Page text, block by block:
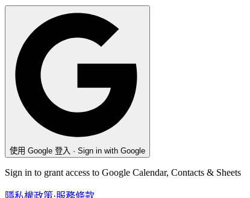
使用 Google 登入 · Sign in with Google
Sign in to grant access to Google Calendar, Contacts & Sheets
隱私權政策·服務條款